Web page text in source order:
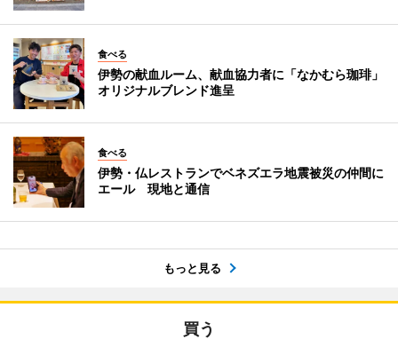
食べる
伊勢の献血ルーム、献血協力者に「なかむら珈琲」
オリジナルブレンド進呈
食べる
伊勢・仏レストランでベネズエラ地震被災の仲間に
エール 現地と通信
もっと見る
買う